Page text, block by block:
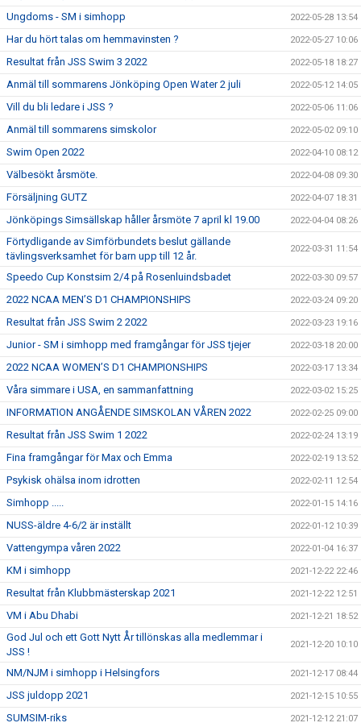
Ungdoms - SM i simhopp 2022-05-28 13:54
Har du hört talas om hemmavinsten ? 2022-05-27 10:06
Resultat från JSS Swim 3 2022 2022-05-18 18:27
Anmäl till sommarens Jönköping Open Water 2 juli 2022-05-12 14:05
Vill du bli ledare i JSS ? 2022-05-06 11:06
Anmäl till sommarens simskolor 2022-05-02 09:10
Swim Open 2022 2022-04-10 08:12
Välbesökt årsmöte. 2022-04-08 09:30
Försäljning GUTZ 2022-04-07 18:31
Jönköpings Simsällskap håller årsmöte 7 april kl 19.00 2022-04-04 08:26
Förtydligande av Simförbundets beslut gällande
tävlingsverksamhet för barn upp till 12 år.
2022-03-31 11:54
Speedo Cup Konstsim 2/4 på Rosenluindsbadet 2022-03-30 09:57
2022 NCAA MEN’S D1 CHAMPIONSHIPS 2022-03-24 09:20
Resultat från JSS Swim 2 2022 2022-03-23 19:16
Junior - SM i simhopp med framgångar för JSS tjejer 2022-03-18 20:00
2022 NCAA WOMEN’S D1 CHAMPIONSHIPS 2022-03-17 13:34
Våra simmare i USA, en sammanfattning 2022-03-02 15:25
INFORMATION ANGÅENDE SIMSKOLAN VÅREN 2022 2022-02-25 09:00
Resultat från JSS Swim 1 2022 2022-02-24 13:19
Fina framgångar för Max och Emma 2022-02-19 13:52
Psykisk ohälsa inom idrotten 2022-02-11 12:54
Simhopp ..... 2022-01-15 14:16
NUSS-äldre 4-6/2 är inställt 2022-01-12 10:39
Vattengympa våren 2022 2022-01-04 16:37
KM i simhopp 2021-12-22 22:46
Resultat från Klubbmästerskap 2021 2021-12-22 12:51
VM i Abu Dhabi 2021-12-21 18:52
God Jul och ett Gott Nytt År tillönskas alla medlemmar i
JSS !
2021-12-20 10:10
NM/NJM i simhopp i Helsingfors 2021-12-17 08:44
JSS juldopp 2021 2021-12-15 10:55
SUMSIM-riks 2021-12-12 21:07